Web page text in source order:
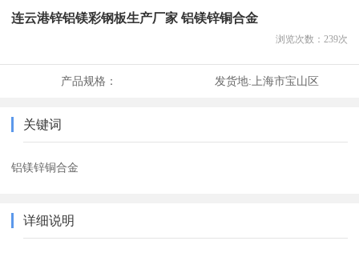
连云港锌铝镁彩钢板生产厂家 铝镁锌铜合金
浏览次数： 239次
产品规格： 发货地: 上海市宝山区
关键词
铝镁锌铜合金
详细说明